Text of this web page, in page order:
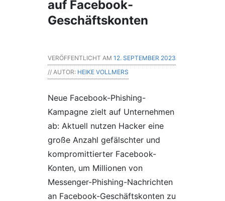
auf Facebook-
Geschäftskonten
VERÖFFENTLICHT AM 12. SEPTEMBER 2023
// AUTOR: HEIKE VOLLMERS
Neue Facebook-Phishing-
Kampagne zielt auf Unternehmen
ab: Aktuell nutzen Hacker eine
große Anzahl gefälschter und
kompromittierter Facebook-
Konten, um Millionen von
Messenger-Phishing-Nachrichten
an Facebook-Geschäftskonten zu